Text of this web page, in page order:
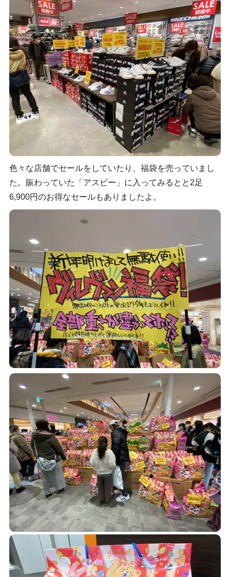
色々な店舗でセールをしていたり、福袋を売っていまし
た。賑わっていた「アスビー」に入ってみるとと2足
6,900円のお得なセールもありましたよ。